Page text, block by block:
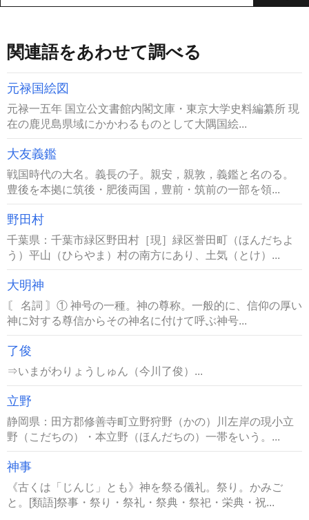
関連語をあわせて調べる
元禄国絵図
元禄一五年 国立公文書館内閣文庫・東京大学史料編纂所 現
在の鹿児島県域にかかわるものとして大隅国絵...
大友義鑑
戦国時代の大名。義長の子。親安，親敦，義鑑と名のる。
豊後を本拠に筑後・肥後両国，豊前・筑前の一部を領...
野田村
千葉県：千葉市緑区野田村［現］緑区誉田町（ほんだちよ
う）平山（ひらやま）村の南方にあり、土気（とけ）...
大明神
〘 名詞 〙① 神号の一種。神の尊称。一般的に、信仰の厚い
神に対する尊信からその神名に付けて呼ぶ神号...
了俊
⇒いまがわりょうしゅん（今川了俊）...
立野
静岡県：田方郡修善寺町立野狩野（かの）川左岸の現小立
野（こだちの）・本立野（ほんだちの）一帯をいう。...
神事
《古くは「じんじ」とも》神を祭る儀礼。祭り。かみご
と。[類語]祭事・祭り・祭礼・祭典・祭祀・栄典・祝...